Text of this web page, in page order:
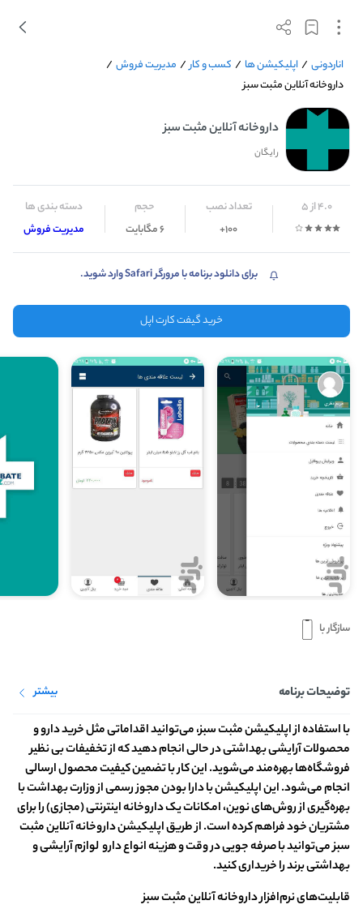
اناردونی / اپلیکیشن ها / کسب و کار / مدیریت فروش /
داروخانه آنلاین مثبت سبز
داروخانه آنلاین مثبت سبز
رایگان
4.0 از 5 تعداد نصب
100+
حجم
6 مگابایت
دسته بندی ها
مدیریت فروش
برای دانلود برنامه با مرورگر Safari وارد شوید.
خرید گیفت کارت اپل
سازگار با
توضیحات برنامه بیشتر
با استفاده از اپلیکیشن مثبت سبز، می‌توانید اقداماتی مثل خرید دارو و
محصولات آرایشی بهداشتی در حالی انجام دهید که از تخفیفات بی نظیر
فروشگاه‌ها بهره‌مند می‌شوید. این کار با تضمین کیفیت محصول ارسالی
انجام می‌شود. این اپلیکیشن با دارا بودن مجوز رسمی از وزارت بهداشت با
بهره‌گیری از روش‌های نوین، امکانات یک داروخانه اینترنتی (مجازی) را برای
مشتریان خود فراهم کرده است. از طریق اپلیکیشن داروخانه آنلاین مثبت
سبز می‌توانید با صرفه جویی در وقت و هزینه انواع دارو لوازم آرایشی و
بهداشتی برند را خریداری کنید‌‌.
قابلیت‌های نرم‌افزار داروخانه آنلاین مثبت سبز